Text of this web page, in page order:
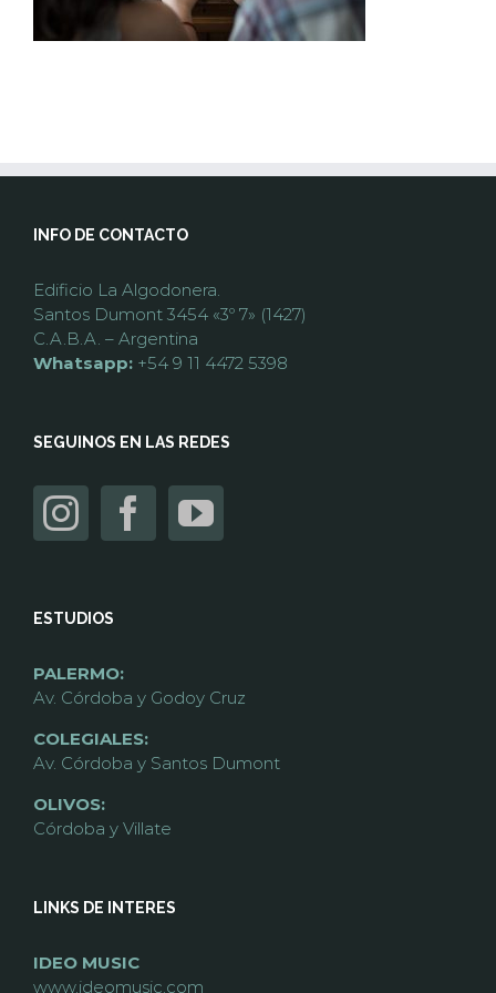
INFO DE CONTACTO
Edificio La Algodonera.
Santos Dumont 3454 «3º 7» (1427)
C.A.B.A. – Argentina
Whatsapp: +54 9 11 4472 5398
SEGUINOS EN LAS REDES
ESTUDIOS
PALERMO:
Av. Córdoba y Godoy Cruz
COLEGIALES:
Av. Córdoba y Santos Dumont
OLIVOS:
Córdoba y Villate
LINKS DE INTERES
IDEO MUSIC
www.ideomusic.com